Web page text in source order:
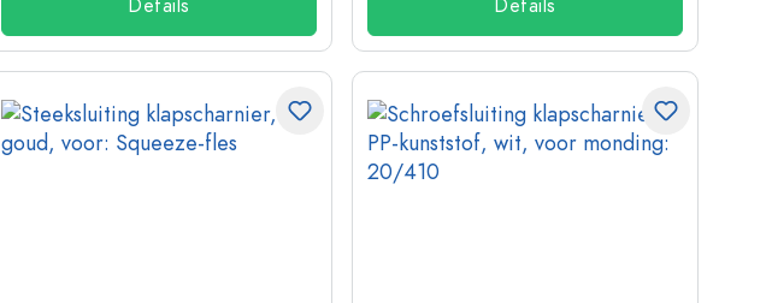
Details Details